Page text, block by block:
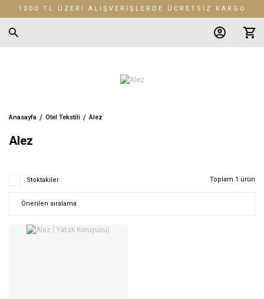
1000 TL ÜZERİ ALIŞVERİŞLERDE ÜCRETSİZ KARGO
Anasayfa Otel Tekstili Alez
Alez
Stoktakiler Toplam 1 ürün